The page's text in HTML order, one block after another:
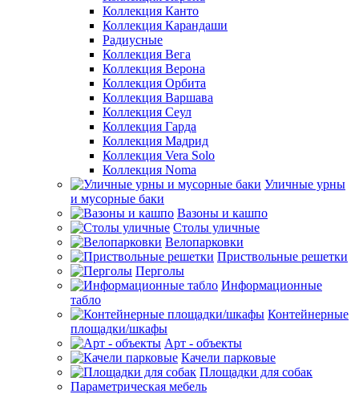
Коллекция Канто
Коллекция Карандаши
Радиусные
Коллекция Вега
Коллекция Верона
Коллекция Орбита
Коллекция Варшава
Коллекция Сеул
Коллекция Гарда
Коллекция Мадрид
Коллекция Vera Solo
Коллекция Noma
Уличные урны
и мусорные баки
Вазоны и кашпо
Столы уличные
Велопарковки
Приствольные решетки
Перголы
Информационные
табло
Контейнерные
площадки/шкафы
Арт - объекты
Качели парковые
Площадки для собак
Параметрическая мебель